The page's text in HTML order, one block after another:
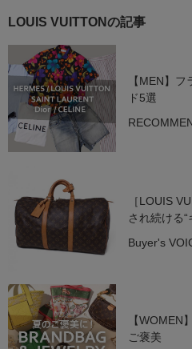
LOUIS VUITTONの記事
【MEN】
ド5選
［LOUIS
され続ける“
Buyer's
【WOMEN
ご褒美